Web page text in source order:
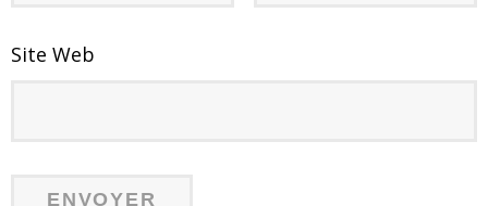
Site Web